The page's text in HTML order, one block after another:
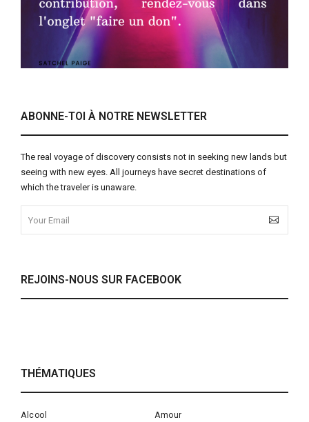
ABONNE-TOI À NOTRE NEWSLETTER
The real voyage of discovery consists not in seeking new lands but
seeing with new eyes. All journeys have secret destinations of
which the traveler is unaware.
REJOINS-NOUS SUR FACEBOOK
THÉMATIQUES
Alcool
Amour